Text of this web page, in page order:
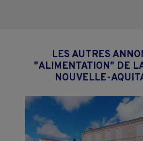
LES AUTRES
"ALIMENTATION" DE
NOUVELLE-